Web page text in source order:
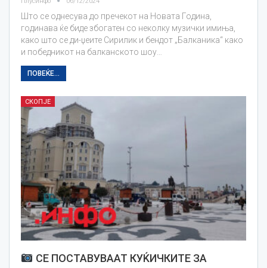
Што се однесува до пречекот на Новата Година,
годинава ќе биде збогатен со неколку музички имиња,
како што се ди-џеите Сирилик и бендот „Балканика“ како
и победникот на балканското шоу…
ПОВЕЌЕ...
СКОПЈЕ
СЕ ПОСТАВУВААТ КУЌИЧКИТЕ ЗА